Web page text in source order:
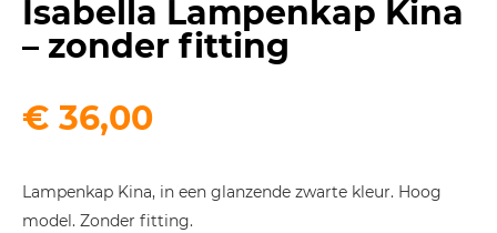
Isabella Lampenkap Kina
– zonder fitting
€ 36,00
Lampenkap Kina, in een glanzende zwarte kleur. Hoog
model. Zonder fitting.